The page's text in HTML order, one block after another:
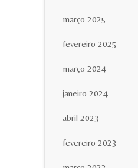
março 2025
fevereiro 2025
março 2024
janeiro 2024
abril 2023
fevereiro 2023